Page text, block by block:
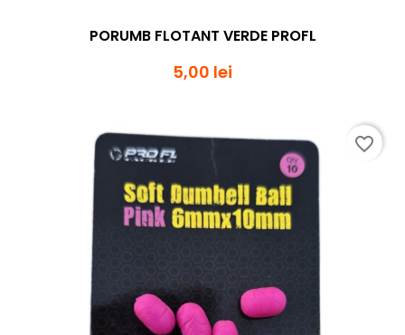
PORUMB FLOTANT VERDE PROFL
5,00 lei
favorite_border